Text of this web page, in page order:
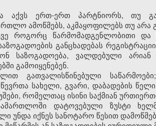
აქვს ერთ-ერთ პარტნიორს, თუ
ამოწმებს, აკმაყოფილებს თუ არა
როგორც წარმომადგენლობითი
განცხადებას
საზოგადოება, ვალდებული
გამოიყენებენ.
გათვალისწინებული
სახელი, გვარი, დაბადების
რომელთაც ისინი საქმიან
დატოვებული ზუსტი
უნდა იქნეს სანოტარო წესით